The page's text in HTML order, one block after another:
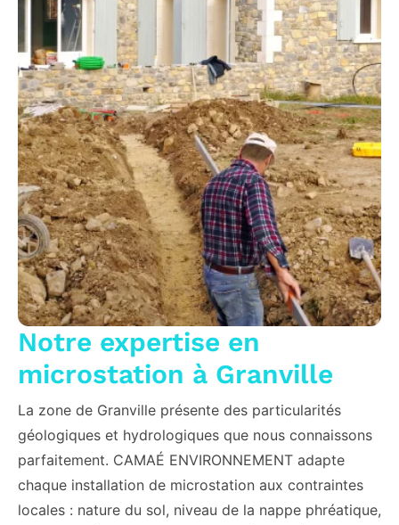
Notre expertise en
microstation à Granville
La zone de Granville présente des particularités
géologiques et hydrologiques que nous connaissons
parfaitement. CAMAÉ ENVIRONNEMENT adapte
chaque installation de microstation aux contraintes
locales : nature du sol, niveau de la nappe phréatique,